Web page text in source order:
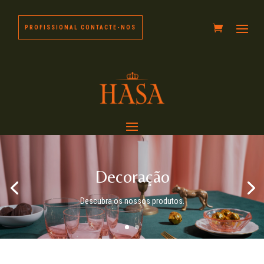
PROFISSIONAL CONTACTE-NOS
Decoração
Descubra os nossos produtos.